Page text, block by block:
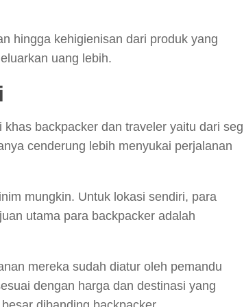
hingga kehigienisan dari produk yang
uang lebih.
backpacker dan traveler yaitu dari
cenderung lebih menyukai perjalanan
mungkin. Untuk lokasi sendiri, para
utama para backpacker adalah
mereka sudah diatur oleh pemandu
dengan harga dan destinasi yang